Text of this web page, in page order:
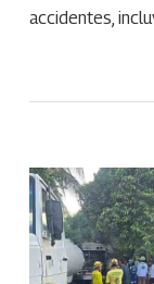
accidentes,